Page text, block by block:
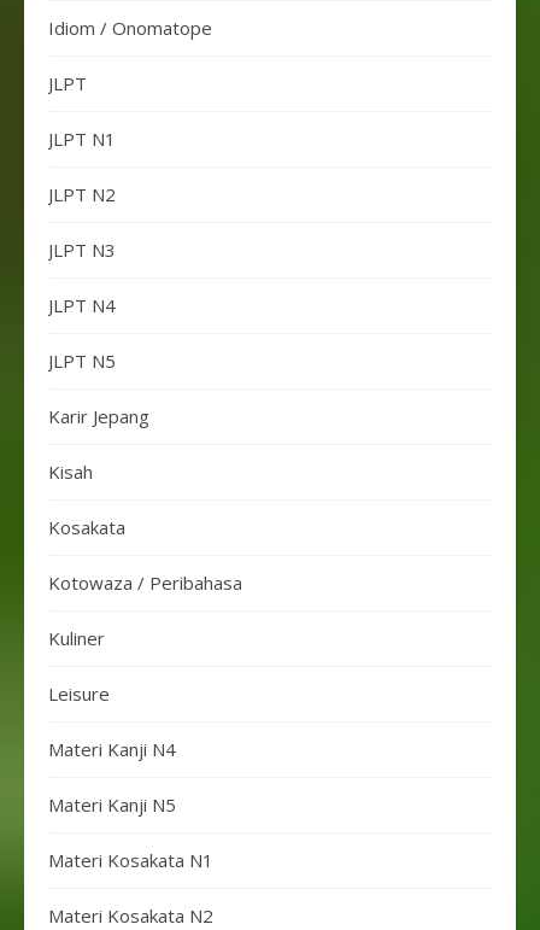
Idiom / Onomatope
JLPT
JLPT N1
JLPT N2
JLPT N3
JLPT N4
JLPT N5
Karir Jepang
Kisah
Kosakata
Kotowaza / Peribahasa
Kuliner
Leisure
Materi Kanji N4
Materi Kanji N5
Materi Kosakata N1
Materi Kosakata N2